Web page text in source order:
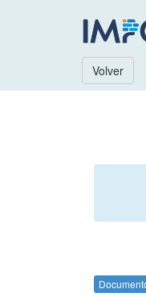
Volver